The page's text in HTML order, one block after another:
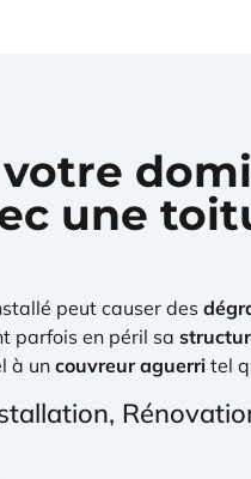
une
peut causer des
parfois en péril sa
à uncouvreur aguerri tel